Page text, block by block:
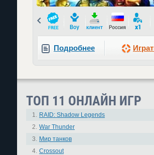
Prev
Подробнее
ТОП 11 ОНЛАЙН ИГР
1. RAID: Shadow Legends
2. War Thunder
3. Мир танков
4. Crossout